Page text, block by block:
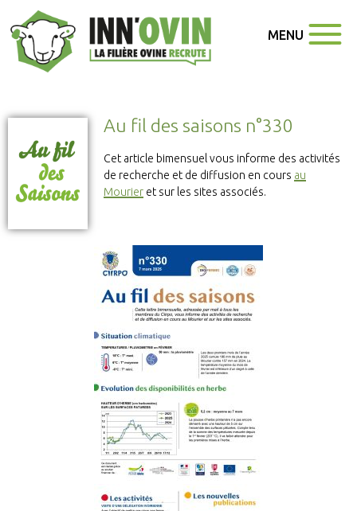
MENU
Au fil des saisons n°330
Cet article bimensuel vous informe des activités
de recherche et de diffusion en cours au
Mourier et sur les sites associés.